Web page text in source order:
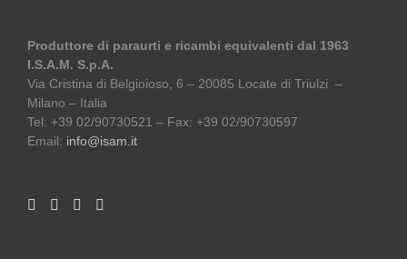
Produttore di paraurti e ricambi equivalenti dal 1963
I.S.A.M. S.p.A.
Via Cristina di Belgioioso, 6 – 20085 Locate di Triulzi –
Milano – Italia
Tel: +39 02/90730521 – Fax: +39 02/90730597
Email: info@isam.it